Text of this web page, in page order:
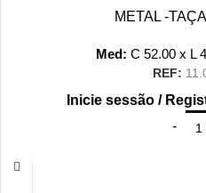
METAL -
Med: C 52.00 x L
REF:
Inicie sessão /